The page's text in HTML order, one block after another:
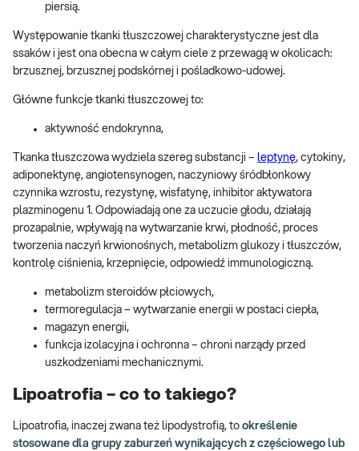
piersią.
Występowanie tkanki tłuszczowej charakterystyczne jest dla
ssaków i jest ona obecna w całym ciele z przewagą w okolicach:
brzusznej, brzusznej podskórnej i pośladkowo-udowej.
Główne funkcje tkanki tłuszczowej to:
aktywność endokrynna,
Tkanka tłuszczowa wydziela szereg substancji – leptynę, cytokiny,
adiponektynę, angiotensynogen, naczyniowy śródbłonkowy
czynnika wzrostu, rezystynę, wisfatynę, inhibitor aktywatora
plazminogenu 1. Odpowiadają one za uczucie głodu, działają
prozapalnie, wpływają na wytwarzanie krwi, płodność, proces
tworzenia naczyń krwionośnych, metabolizm glukozy i tłuszczów,
kontrolę ciśnienia, krzepnięcie, odpowiedź immunologiczną.
metabolizm steroidów płciowych,
termoregulacja – wytwarzanie energii w postaci ciepła,
magazyn energii,
funkcja izolacyjna i ochronna – chroni narządy przed
uszkodzeniami mechanicznymi.
Lipoatrofia – co to takiego?
Lipoatrofia, inaczej zwana też lipodystrofią, to określenie
stosowane dla grupy zaburzeń wynikających z częściowego lub